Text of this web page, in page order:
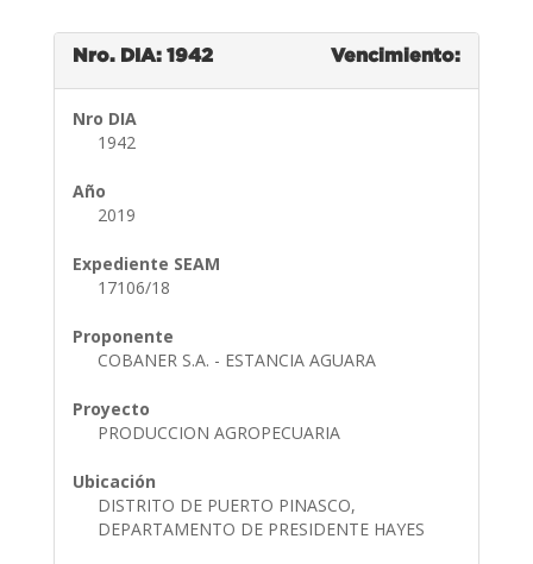
Nro. DIA: 1942 Vencimiento:
Nro DIA
1942
Año
2019
Expediente SEAM
17106/18
Proponente
COBANER S.A. - ESTANCIA AGUARA
Proyecto
PRODUCCION AGROPECUARIA
Ubicación
DISTRITO DE PUERTO PINASCO,
DEPARTAMENTO DE PRESIDENTE HAYES